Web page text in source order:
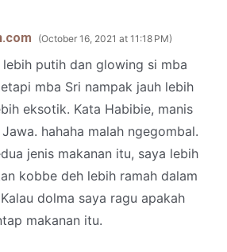
October 16, 2021 at 11:18 PM
lebih putih dan glowing si mba
mba Sri nampak jauh lebih
eksotik. Kata Habibie, manis
hahaha malah ngegombal.
jenis makanan itu, saya lebih
kobbe deh lebih ramah dalam
dolma saya ragu apakah
makanan itu.